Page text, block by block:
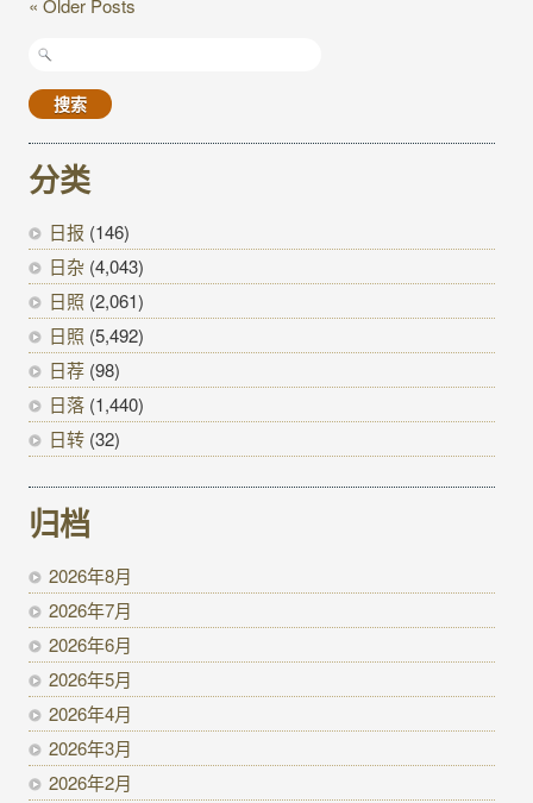
« Older Posts
搜
分类
日报 (146)
日杂 (4,043)
日照 (2,061)
日照 (5,492)
日荐 (98)
日落 (1,440)
日转 (32)
归档
2026年8月
2026年7月
2026年6月
2026年5月
2026年4月
2026年3月
2026年2月